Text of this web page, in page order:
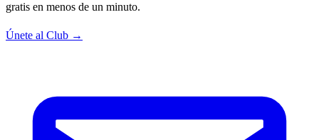
gratis en menos de un minuto.
Únete al Club →